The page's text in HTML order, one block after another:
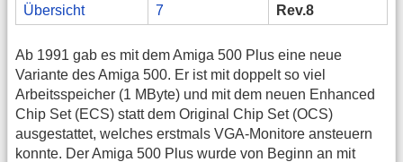
Übersicht
7
Rev.8
Ab 1991 gab es mit dem Amiga 500 Plus eine neue
Variante des Amiga 500. Er ist mit doppelt so viel
Arbeitsspeicher (1 MByte) und mit dem neuen Enhanced
Chip Set (ECS) statt dem Original Chip Set (OCS)
ausgestattet, welches erstmals VGA-Monitore ansteuern
konnte. Der Amiga 500 Plus wurde von Beginn an mit